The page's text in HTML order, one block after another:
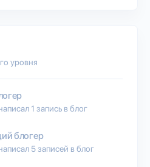
уровня
1 запись в блог
блогер
5 записей в блог